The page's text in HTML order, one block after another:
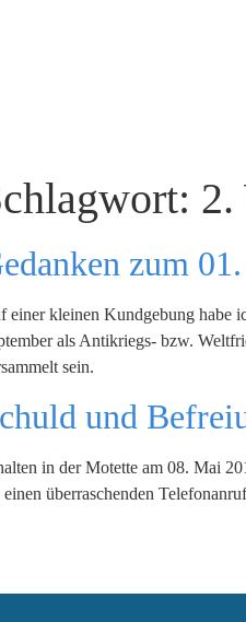
2.
zum
einer kleinen Kundgebung habe
als Antikriegs- bzw.
sein.
und
in der Motette am 08. Mai
überraschenden